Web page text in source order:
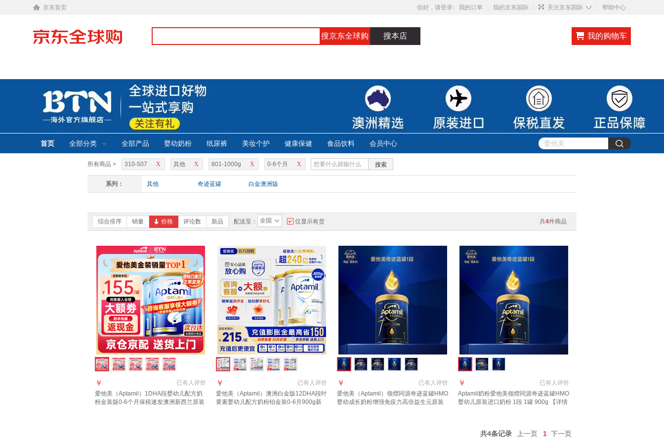
京东首页 你好，请登录 我的订单 我的京东国际 关注京东国际 ◇ 帮助中心
搜京东全球购 搜本店 我的购物车
首页 全部分类 全部产品 婴幼奶粉 纸尿裤 美妆个护 健康保健 食品饮料 会员中心
所有商品 > X
310-507 X
其他 X
801-1000g X
0-6个月 搜索
系列： 其他 奇迹蓝罐 白金澳洲版
共4件商品
综合排序 销量 价格 评论数 新品 配送至： 全国 仅显示有货
已有人评价
￥
爱他美（Aptamil）1DHA段婴幼儿配方奶
粉金装版0-6个月保税速发澳洲新西兰原装
已有人评价
￥
爱他美（Aptamil）澳洲白金版12DHA段叶
黄素婴幼儿配方奶粉铂金装0-6月900g新
已有人评价
￥
爱他美（Aptamil）领熠同源奇迹蓝罐HMO
婴幼成长奶粉增强免疫力高倍益生元原装
已有人评价
￥
Aptamil奶粉爱他美领熠同源奇迹蓝罐HMO
婴幼儿原装进口奶粉 1段 1罐 900g 【详情
共4条记录 上一页 1 下一页